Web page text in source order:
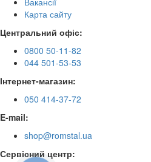
Карта сайту
Центральний офіс:
0800 50-11-82
044 501-53-53
Інтернет-магазин:
050 414-37-72
E-mail:
shop@romstal.ua
Сервісний центр: